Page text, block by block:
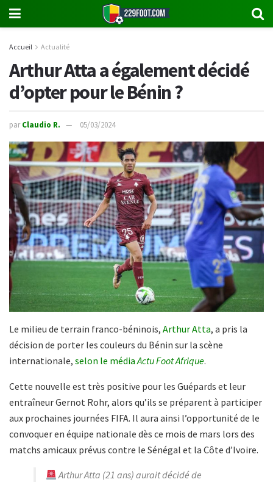
Accueil Actualité
Arthur Atta a également décidé
d’opter pour le Bénin ?
par Claudio R. 05/03/2024
Le milieu de terrain franco-béninois, Arthur Atta, a pris la
décision de porter les couleurs du Bénin sur la scène
internationale, selon le médiaActu Foot Afrique.
Cette nouvelle est très positive pour les Guépards et leur
entraîneur Gernot Rohr, alors qu’ils se préparent à participer
aux prochaines journées FIFA. Il aura ainsi l’opportunité de le
convoquer en équipe nationale dès ce mois de mars lors des
matchs amicaux prévus contre le Sénégal et la Côte d’Ivoire.
Arthur Atta (21 ans) aurait décidé de